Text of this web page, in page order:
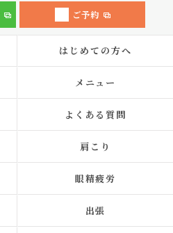
ご予約
はじめての方へ
メニュー
よくある質問
肩こり
眼精疲労
出張